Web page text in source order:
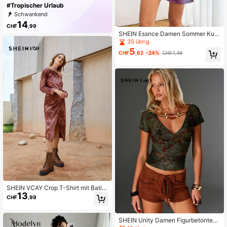
#Tropischer Urlaub
Schwankend
CHF14 ,99
SHEIN VCAY Crop T-Shirt mit Batik
& Wickelrock
CHF13 ,99
SHEIN Essnce Damen Sommer Kurz
arm Tie Dye Rundhals Casual T-shi
rt Kleid
35 übrig
CHF5 ,62 -24% CHF7,49
SHEIN Unity Damen Figurbetontes